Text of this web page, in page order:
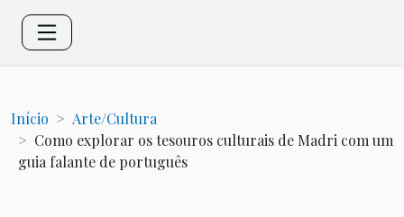
Início
Arte/Cultura
Como explorar os tesouros culturais de Madri com um
guia falante de português